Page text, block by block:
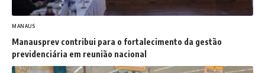
MANAUS
Manausprev contribui para o fortalecimento da gestão
previdenciária em reunião nacional